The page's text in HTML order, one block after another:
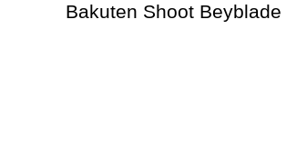
Bakuten Shoot Beyblade